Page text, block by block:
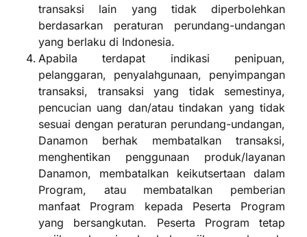
transaksi lain yang tidak diperbolehkan
berdasarkan peraturan perundang-undangan
yang berlaku di Indonesia.
Apabila terdapat indikasi penipuan,
pelanggaran, penyalahgunaan, penyimpangan
transaksi, transaksi yang tidak semestinya,
pencucian uang dan/atau tindakan yang tidak
sesuai dengan peraturan perundang-undangan,
Danamon berhak membatalkan transaksi,
menghentikan penggunaan produk/layanan
Danamon, membatalkan keikutsertaan dalam
Program, atau membatalkan pemberian
manfaat Program kepada Peserta Program
yang bersangkutan. Peserta Program tetap